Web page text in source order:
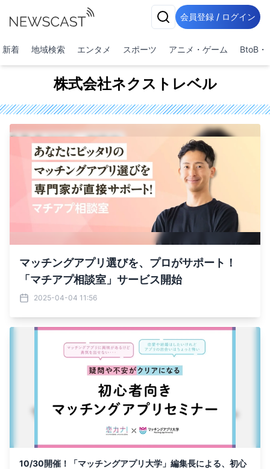
会員登録 / ログイン
新着 地域検索 エンタメ スポーツ アニメ・ゲーム BtoB・
株式会社ネクストレベル
マッチングアプリ選びを、プロがサポート！
「マチアプ相談室」サービス開始
2025-04-04 11:56
10/30開催！「マッチングアプリ大学」編集長による、初心